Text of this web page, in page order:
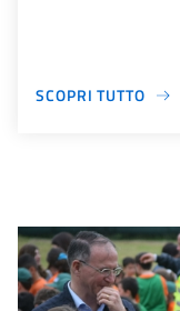
SCOPRI TUTTO